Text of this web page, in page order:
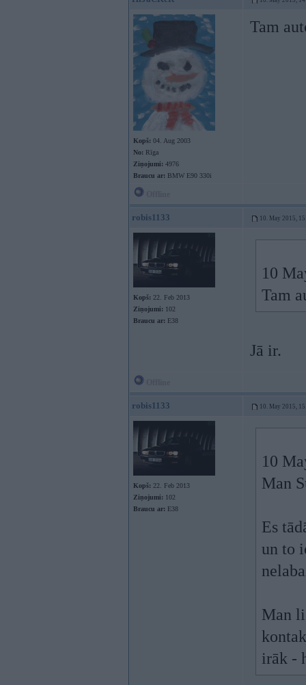
Kopš: 04. Aug 2003
No: Rīga
Ziņojumi: 4976
Braucu ar: BMW E90 330i
Tam
robis1133 10. May 2015,
Kopš: 22. Feb 2013
Ziņojumi: 102
Braucu ar: E38
10
Tam
Jā ir.
robis1133 10. May 2015,
Kopš: 22. Feb 2013
Ziņojumi: 102
Braucu ar: E38
10
Man
Es
un to
Man
irāk -